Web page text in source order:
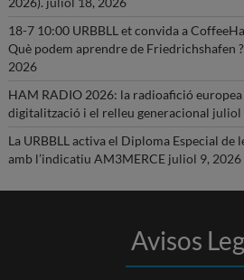
18-7 10:00 URBBLL et convida a
Què podem aprendre de Friedrichshafen
2026
HAM RADIO 2026: la radioafició europea
digitalització i el relleu generacional juliol
La URBBLL activa el Diploma Especial de
amb l’indicatiu AM3MERCE juliol 9, 2026
Avisos